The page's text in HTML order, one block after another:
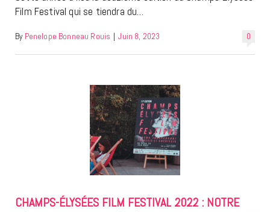
Film Festival qui se tiendra du…
0
By Penelope Bonneau Rouis | Juin 8, 2023
CHAMPS-ÉLYSÉES FILM FESTIVAL 2022 : NOTRE